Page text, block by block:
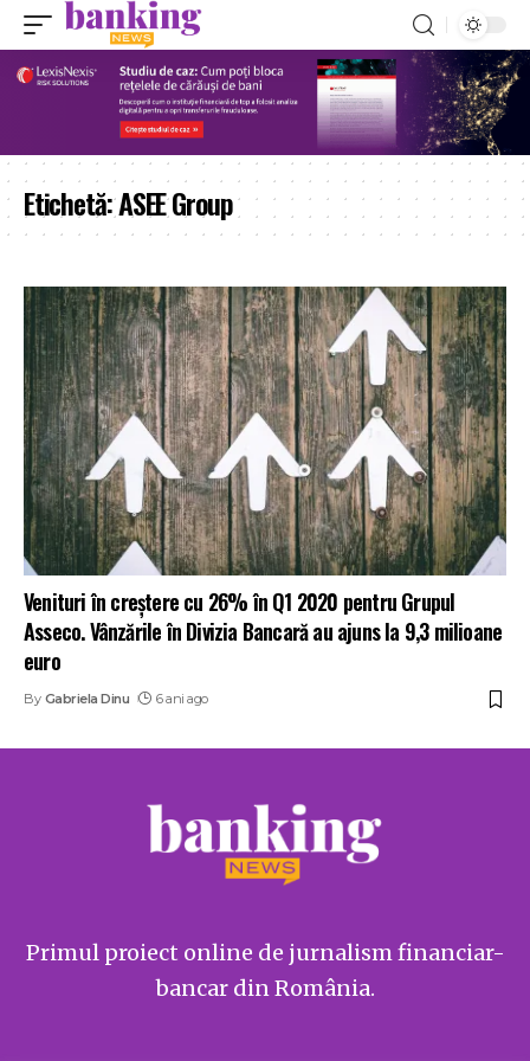
Etichetă:ASEE Group
Venituri în creștere cu 26% în Q1 2020 pentru Grupul
Asseco. Vânzările în Divizia Bancară au ajuns la 9,3 milioane
euro
By Gabriela Dinu 6 ani ago
Primul proiect online de jurnalism financiar-
bancar din România.